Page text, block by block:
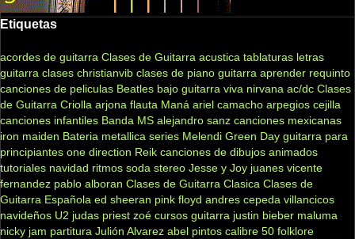
Etiquetas
acordes de guitarra Clases de Guitarra acustica tablaturas letras
guitarra clases christianvib clases de piano guitarra aprender requinto
canciones de peliculas Beatles bajo guitarra viva nirvana ac/dc Clases
de Guitarra Criolla arjona flauta Maná ariel camacho arpegios cejilla
canciones infantiles Banda MS alejandro sanz canciones mexicanas
iron maiden Bateria metallica series Melendi Green Day guitarra para
principiantes one direction Reik canciones de dibujos animados
tutoriales navidad ritmos soda stereo Jesse y Joy juanes vicente
fernandez pablo alboran Clases de Guitarra Clasica Clases de
Guitarra Española ed sheeran pink floyd andres cepeda villancicos
navideños U2 judas priest zoé cursos guitarra justin bieber maluma
nicky jam partitura Julión Alvarez abel pintos calibre 50 folklore